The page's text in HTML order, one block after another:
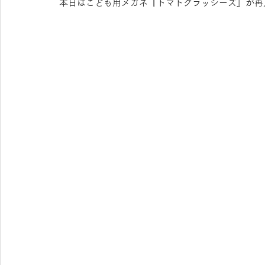
本日はこども用メガネ『トマトグラッシーズ』が